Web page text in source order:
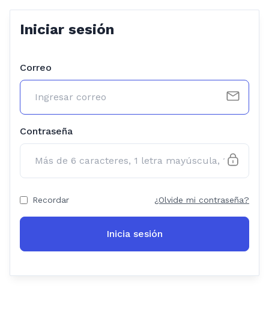
Iniciar sesión
Correo
Contraseña
Recordar ¿Olvide mi contraseña?